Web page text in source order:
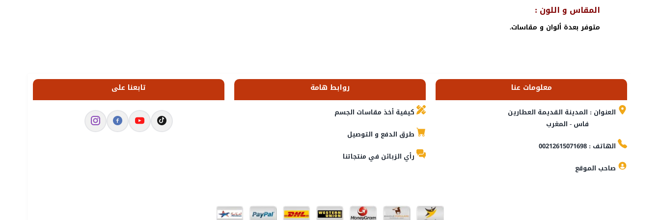
المقاس و اللون :
متوفر بعدة ألوان و مقاسات.
معلومات عنا
العنوان : المدينة القديمة العطارين
فاس - المغرب
الهاتف : 00212615071698
صاحب الموقع
روابط هامة
كيفية أخذ مقاسات الجسم
طرق الدفع و التوصيل
رأي الزبائن في منتجاتنا
تابعنا على